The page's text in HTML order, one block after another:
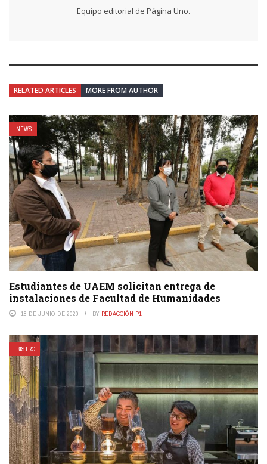
Equipo editorial de Página Uno.
RELATED ARTICLES MORE FROM AUTHOR
NEWS
Estudiantes de UAEM solicitan entrega de
instalaciones de Facultad de Humanidades
18 DE JUNIO DE 2020 BY REDACCIÓN P1
BISTRO